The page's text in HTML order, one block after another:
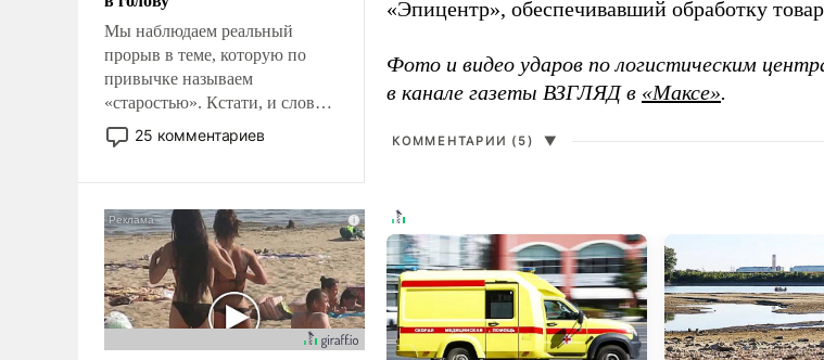
вооруженное противостояние
с Ираном.
Мы наблюдаем реальный
прорыв в теме, которую по
привычке называем
«старостью». Кстати, и слово-
то это уже стараются не
использовать – так же, как
что оно уже несет негативные
коннотации.
25 комментариев
«Эпицентр», обеспечивавший обработку
Фото и видео ударов по логистическим
в канале газеты ВЗГЛЯД в «Максе».
КОММЕНТАРИИ (5) ▼